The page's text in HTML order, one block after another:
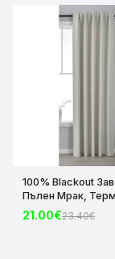
100% Blackout
Пълен Мрак,
Шумоизолираща с
цвят Крем,
21.00€23.40€